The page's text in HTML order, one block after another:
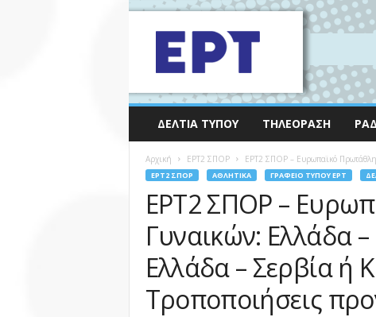
ΔΕΛΤΊΑ ΤΎΠΟΥ ΤΗΛΕΌΡΑΣΗ
Αρχική EΡΤ2 ΣΠΟΡ ΕΡΤ2 ΣΠΟΡ – Ευρωπαϊκό
EΡΤ2 ΣΠΟΡ ΑΘΛΗΤΙΚΆ ΓΡΑΦΕΊΟ ΤΎΠΟΥ ΕΡΤ
ΕΡΤ2 ΣΠΟΡ –
Γυναικών: Ελλάδα –
Ελλάδα – Σερβία ή
Τροποποιήσεις